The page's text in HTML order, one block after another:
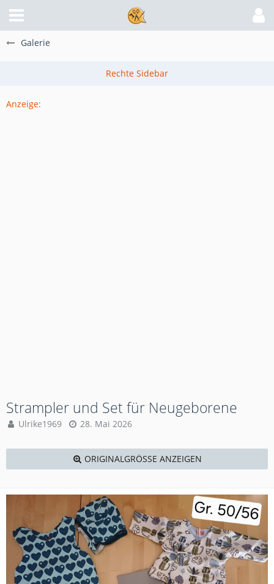
Galerie
Anzeige:
Strampler und Set für Neugeborene
Ulrike1969 28. Mai 2026
ORIGINALGRÖSSE ANZEIGEN